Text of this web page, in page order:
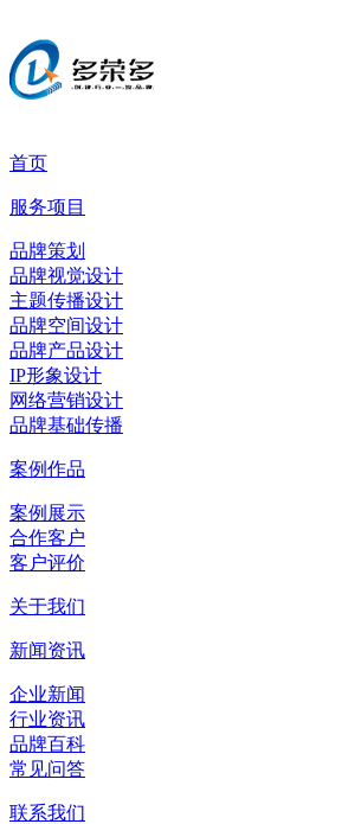
首页
服务项目
品牌策划
品牌视觉设计
主题传播设计
品牌空间设计
品牌产品设计
IP形象设计
网络营销设计
品牌基础传播
案例作品
案例展示
合作客户
客户评价
关于我们
新闻资讯
企业新闻
行业资讯
品牌百科
常见问答
联系我们